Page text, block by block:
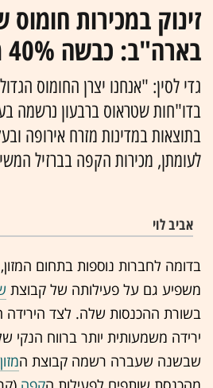
זינוק במכירות
בארה"ב: כבשה 40% מהשוק
גדי לסין: "אנחנו יצרן החומוס
בדו"חות שטראוס ברבעון נרשמה
בתוצאות במדינות מזרח אירופה
לעומתן, מכירות הקפה בברזיל
אביב לוי
בדומה לחברות נוספות בתחום
משפיע גם על פעילותה של קבוצת
בשורת ההכנסות שלה. לצד הירידה
ירידה משמעותית יותר ברווח הנקי
שבשנה שעברה רשמה קבוצת המזון